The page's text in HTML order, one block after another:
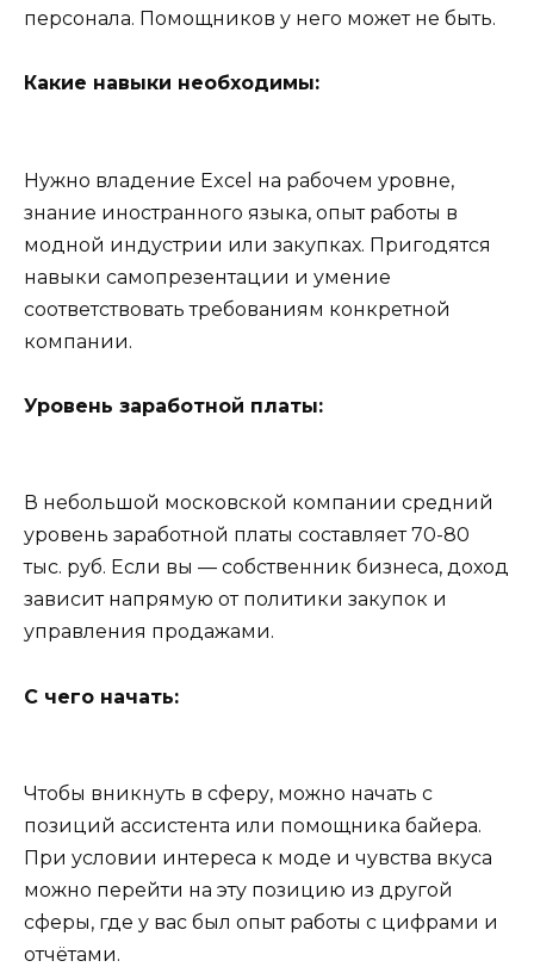
персонала. Помощников у него может не быть.
Какие навыки необходимы:
Нужно владение Excel на рабочем уровне,
знание иностранного языка, опыт работы в
модной индустрии или закупках. Пригодятся
навыки самопрезентации и умение
соответствовать требованиям конкретной
компании.
Уровень заработной платы:
В небольшой московской компании средний
уровень заработной платы составляет 70-80
тыс. руб. Если вы — собственник бизнеса, доход
зависит напрямую от политики закупок и
управления продажами.
С чего начать:
Чтобы вникнуть в сферу, можно начать с
позиций ассистента или помощника байера.
При условии интереса к моде и чувства вкуса
можно перейти на эту позицию из другой
сферы, где у вас был опыт работы с цифрами и
отчётами.